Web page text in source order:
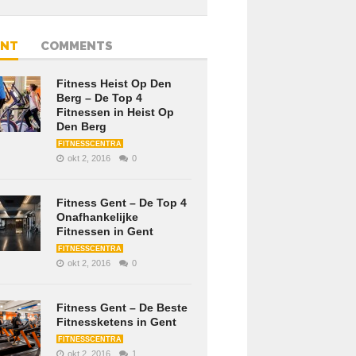
COMMENTS
Fitness Heist Op Den
Berg – De Top 4
Fitnessen in Heist Op
Den Berg
FITNESSCENTRA
okt 2, 2016 0
Fitness Gent – De Top 4
Onafhankelijke
Fitnessen in Gent
FITNESSCENTRA
okt 2, 2016 0
Fitness Gent – De Beste
Fitnessketens in Gent
FITNESSCENTRA
okt 2, 2016 1